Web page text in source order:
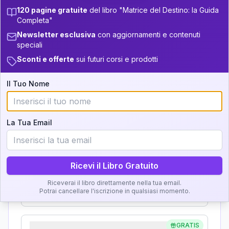
18.5-19
36-37.5
Analisi, Significato e
Interpretazione
Clicca su ogni zona per leggere la definizione e
Zona del Ritratto
Importanza:
Karma Genitore-Figlio
Importanza:
GRATIS
120 pagine gratuite del libro "Matrice del Destino: la Guida
Completa"
Newsletter esclusiva con aggiornamenti e contenuti
speciali
Sconti e offerte sui futuri corsi e prodotti
Il Tuo Nome
La Tua Email
Ricevi il Libro Gratuito
Riceverai il libro direttamente nella tua email.
Potrai cancellare l'iscrizione in qualsiasi momento.